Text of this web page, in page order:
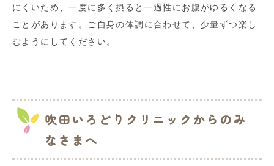
にくいため、一度に多く摂ると一過性にお腹がゆるくなる
ことがあります。ご自身の体調に合わせて、少量ずつ楽し
むようにしてください。
吹田いろどりクリニックからのみ
なさまへ